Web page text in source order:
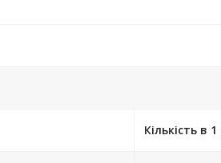
Кількість в 1